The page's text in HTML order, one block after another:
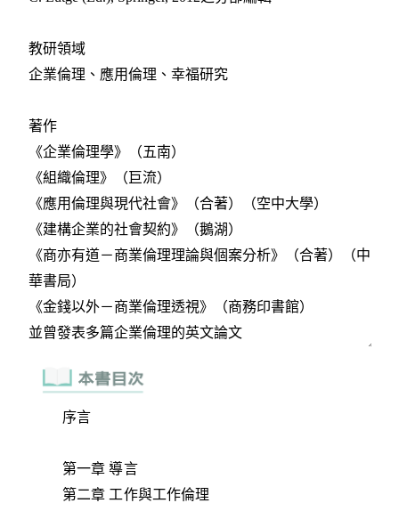
序言
第一章 導言
第二章 工作與工作倫理